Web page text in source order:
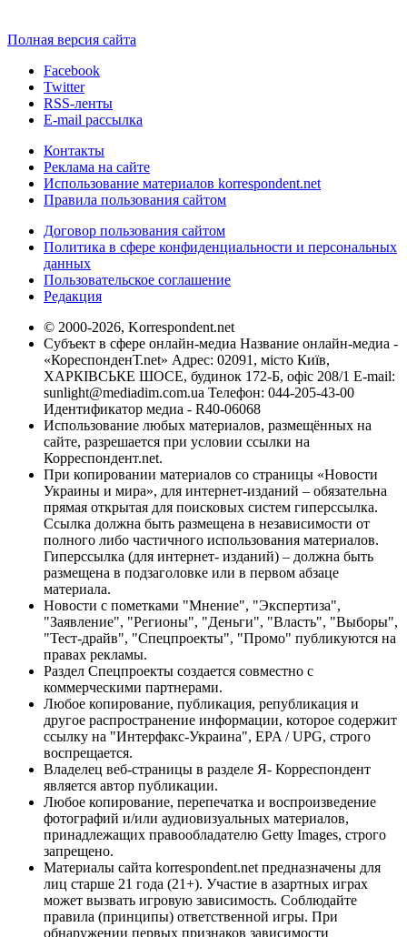
Полная версия сайта
Facebook
Twitter
RSS-ленты
E-mail рассылка
Контакты
Реклама на сайте
Использование материалов korrespondent.net
Правила пользования сайтом
Договор пользования сайтом
Политика в сфере конфиденциальности и персональных
данных
Пользовательское соглашение
Редакция
© 2000-2026, Korrespondent.net
Субъект в сфере онлайн-медиа Название онлайн-медиа -
«КореспонденТ.net» Адрес: 02091, місто Київ,
ХАРКІВСЬКЕ ШОСЕ, будинок 172-Б, офіс 208/1 E-mail:
sunlight@mediadim.com.ua Телефон: 044-205-43-00
Идентификатор медиа - R40-06068
Использование любых материалов, размещённых на
сайте, разрешается при условии ссылки на
Корреспондент.net.
При копировании материалов со страницы «Новости
Украины и мира», для интернет-изданий – обязательна
прямая открытая для поисковых систем гиперссылка.
Ссылка должна быть размещена в независимости от
полного либо частичного использования материалов.
Гиперссылка (для интернет- изданий) – должна быть
размещена в подзаголовке или в первом абзаце
материала.
Новости с пометками "Мнение", "Экспертиза",
"Заявление", "Регионы", "Деньги", "Власть", "Выборы",
"Тест-драйв", "Спецпроекты", "Промо" публикуются на
правах рекламы.
Раздел Спецпроекты создается совместно с
коммерческими партнерами.
Любое копирование, публикация, републикация и
другое распространение информации, которое содержит
ссылку на "Интерфакс-Украина", EPA / UPG, строго
воспрещается.
Владелец веб-страницы в разделе Я- Корреспондент
является автор публикации.
Любое копирование, перепечатка и воспроизведение
фотографий и/или аудиовизуальных материалов,
принадлежащих правообладателю Getty Images, строго
запрещено.
Материалы сайта korrespondent.net предназначены для
лиц старше 21 года (21+). Участие в азартных играх
может вызвать игровую зависимость. Соблюдайте
правила (принципы) ответственной игры. При
обнаружении первых признаков зависимости